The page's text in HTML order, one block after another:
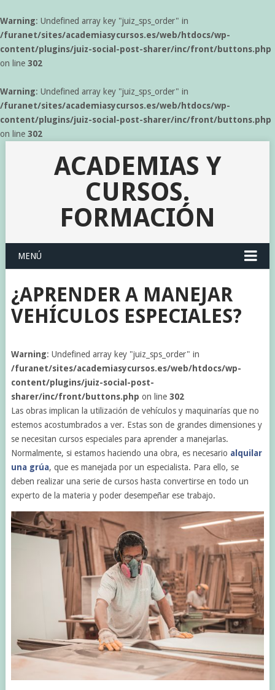
Warning: Undefined array key "juiz_sps_order" in
/furanet/sites/academiasycursos.es/web/htdocs/wp-
content/plugins/juiz-social-post-sharer/inc/front/buttons.php
on line 302
Warning: Undefined array key "juiz_sps_order" in
/furanet/sites/academiasycursos.es/web/htdocs/wp-
content/plugins/juiz-social-post-sharer/inc/front/buttons.php
on line 302
ACADEMIAS Y
CURSOS.
FORMACIÓN
MENÚ
¿APRENDER A MANEJAR
VEHÍCULOS ESPECIALES?
Warning: Undefined array key "juiz_sps_order" in
/furanet/sites/academiasycursos.es/web/htdocs/wp-
content/plugins/juiz-social-post-
sharer/inc/front/buttons.php on line 302
Las obras implican la utilización de vehículos y maquinarías que no
estemos acostumbrados a ver. Estas son de grandes dimensiones y
se necesitan cursos especiales para aprender a manejarlas.
Normalmente, si estamos haciendo una obra, es necesario alquilar
una grúa, que es manejada por un especialista. Para ello, se
deben realizar una serie de cursos hasta convertirse en todo un
experto de la materia y poder desempeñar ese trabajo.